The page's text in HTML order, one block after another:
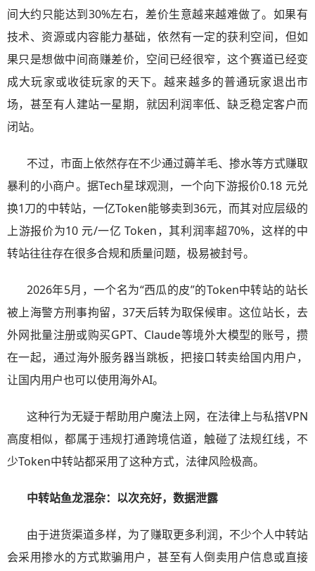
间大约只能达到30%左右，差价生意越来越难做了。如果有
技术、资源或内容能力基础，依然有一定的获利空间，但如
果只是想做中间商赚差价，空间已经很窄，这个赛道已经变
成大玩家或收徒玩家的天下。越来越多的普通玩家退出市
场，甚至有人建站一星期，就因利润率低、缺乏稳定客户而
闭站。
不过，市面上依然存在不少通过薅羊毛、掺水等方式赚取
暴利的小商户。据Tech星球观测，一个向下游报价0.18 元兑
换1刀的中转站，一亿Token能够卖到36元，而其对应层级的
上游报价为10 元/一亿 Token，其利润率超70%，这样的中
转站往往存在很多合规和质量问题，极易被封号。
2026年5月，一个名为“西瓜的皮”的Token中转站的站长
被上海警方刑事拘留，37天后转为取保候审。这位站长，去
外网批量注册或购买GPT、Claude等境外大模型的账号，攒
在一起，通过海外服务器当跳板，把接口转卖给国内用户，
让国内用户也可以使用海外AI。
这种行为无疑于帮助用户魔法上网，在法律上与私搭VPN
高度相似，都属于违规打通跨境信道，触碰了法规红线，不
少Token中转站都采用了这种方式，法律风险极高。
中转站鱼龙混杂：以次充好，数据泄露
由于进货渠道多样，为了赚取更多利润，不少个人中转站
会采用掺水的方式欺骗用户，甚至有人倒卖用户信息或直接